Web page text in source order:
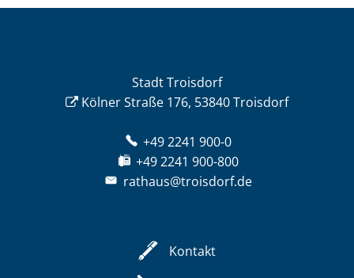
Stadt Troisdorf
Kölner Straße 176, 53840 Troisdorf
+49 2241 900-0
+49 2241 900-800
rathaus@troisdorf.de
Kontakt